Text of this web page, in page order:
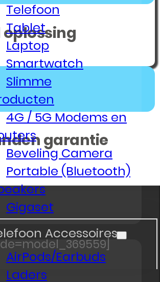
Telefoon
Tablet
Laptop
Smartwatch
Slimme
4G / 5G Modems en
Beveling Camera
Portable (Bluetooth)
Gigaset
Accessoires
AirPods/Earbuds
Laders
garantie